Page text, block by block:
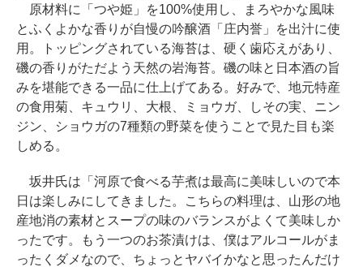
原材料に「つや姫」を100%使用し、まろやかな風味
とふくよかな香りが自慢の吟醸酒「庄内誉」を出汁に使
用。トッピングされている海苔は、硬く歯応えがあり、
磯の香りがただよう天然の岩海苔。磯の味と日本酒の旨
みを堪能できる一品に仕上げてある。好みで、地元特産
の食用菊、キュウリ、大根、ミョウガ、しその実、ニン
ジン、ショウガの7種類の野菜を使うことで見た目も楽
しめる。
坂井氏は「河原で食べる芋煮は最高に美味しいので本
日は楽しみにしてきました。こちらの料理は、山形の地
産地消の素材とスープの味のバランスがよくて美味しか
ったです。もう一つのお茶漬けは、僕はアルコールがま
ったくダメなので、ちょっとヤバイかなと思ったんだけ